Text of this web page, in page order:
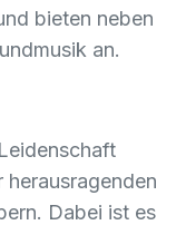
bieten neben
an.
Dabei ist es